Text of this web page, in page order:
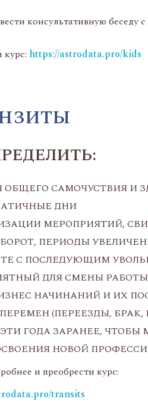
консультативную беседу
https://astrodata.pro/kids
САМОЧУСТВИЯ И
ДНИ
МЕРОПРИЯТИЙ,
ПЕРИОДЫ
С ПОСЛЕДУЮЩИМ
ДЛЯ СМЕНЫ РАБОТЫ
НАЧИНАНИЙ И ИХ
(ПЕРЕЕЗДЫ, БРАК,
ГОДА ЗАРАНЕЕ,
НОВОЙ
и преобрести курс:
transits